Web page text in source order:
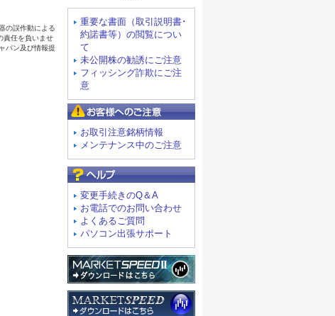
重要な書面（取引説明書･
約諾書等）の閲覧につい
て
未公開株の勧誘にご注意
フィッシング詐欺にご注
意
お取引注意銘柄情報
メンテナンス中のご注意
変更手続きのQ＆A
お電話でのお問い合わせ
よくあるご質問
パソコン出張サポート